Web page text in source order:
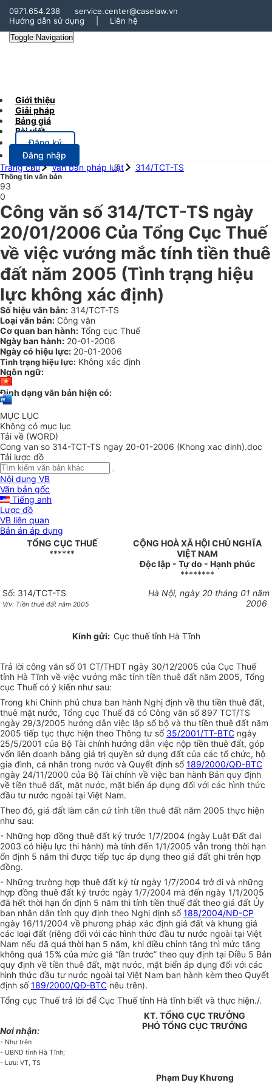
0971.654.238
service.center@caselaw.vn
Hướng dẫn sử dụng
Liên hệ
Toggle Navigation
Giới thiệu
Giải pháp
Bảng giá
Bài viết
Đăng ký
Đăng nhập
Trang chủ
Văn bản pháp luật 314/TCT-TS
Thông tin văn bản
93
0
Công văn số 314/TCT-TS ngày
20/01/2006 Của Tổng Cục Thuế
về việc vướng mắc tính tiền thuê
đất năm 2005 (Tình trạng hiệu
lực không xác định)
Số hiệu văn bản: 314/TCT-TS
Loại văn bản: Công văn
Cơ quan ban hành: Tổng cục Thuế
Ngày ban hành: 20-01-2006
Ngày có hiệu lực: 20-01-2006
Tình trạng hiệu lực: Không xác định
Ngôn ngữ:
Định dạng văn bản hiện có:
MỤC LỤC
Không có mục lục
Tải về (WORD)
Cong van so 314-TCT-TS ngay 20-01-2006 (Khong xac dinh).doc
Tải lược đồ
Nội dung VB
Văn bản gốc
Tiếng anh
Lược đồ
VB liên quan
Bản án áp dụng
TỔNG CỤC THUẾ
******
CỘNG HOÀ XÃ HỘI CHỦ NGHĨA
VIỆT NAM
Độc lập - Tự do - Hạnh phúc
********
Số: 314/TCT-TS
V/v: Tiền thuê đất năm 2005
Hà Nội, ngày 20 tháng 01 năm
2006
Kính gửi: Cục thuế tỉnh Hà Tĩnh
Trả lời công văn số 01 CT/THDT ngày 30/12/2005 của Cục Thuế
tỉnh Hà Tĩnh về việc vướng mắc tính tiền thuê đất năm 2005, Tổng
cục Thuế có ý kiến như sau:
Trong khi Chính phủ chưa ban hành Nghị định về thu tiền thuê đất,
thuê mặt nước, Tổng cục Thuế đã có Công văn số 897 TCT/TS
ngày 29/3/2005 hướng dẫn việc lập số bộ và thu tiền thuê đất năm
2005 tiếp tục thực hiện theo Thông tư số 35/2001/TT-BTC ngày
25/5/2001 của Bộ Tài chính hướng dẫn việc nộp tiền thuê đất, góp
vốn liên doanh bằng giá trị quyền sử dụng đất của các tổ chức, hộ
gia đình, cá nhân trong nước và Quyết định số189/2000/QĐ-BTC
ngày 24/11/2000 của Bộ Tài chính về việc ban hành Bản quy định
về tiền thuê đất, mặt nước, mặt biển áp dụng đối với các hình thức
đầu tư nước ngoài tại Việt Nam.
Theo đó, giá đất làm căn cứ tính tiền thuê đất năm 2005 thực hiện
như sau:
- Những hợp đồng thuê đất ký trước 1/7/2004 (ngày Luật Đất đai
2003 có hiệu lực thi hành) mà tính đến 1/1/2005 vẫn trong thời hạn
ổn định 5 năm thì được tiếp tục áp dụng theo giá đất ghi trên hợp
đồng.
- Những trường hợp thuê đất ký từ ngày 1/7/2004 trở đi và những
hợp đồng thuê đất ký trước ngày 1/7/2004 mà đến ngày 1/1/2005
đã hết thời hạn ổn định 5 năm thì tính tiền thuế đất theo giá đất Ủy
ban nhân dân tỉnh quy định theo Nghị định số188/2004/NĐ-CP
ngày 16/11/2004 về phương pháp xác định giá đất và khung giá
các loại đất (riêng đối với các hình thức đầu tư nước ngoài tại Việt
Nam nếu đã quá thời hạn 5 năm, khi điều chỉnh tăng thì mức tăng
không quá 15% của mức giá “lần trước” theo quy định tại Điều 5 Bản
quy định về tiền thuê đất, mặt nước, mặt biển áp dụng đối với các
hình thức đầu tư nước ngoài tại Việt Nam ban hành kèm theo Quyết
định số189/2000/QĐ-BTC nêu trên).
Tổng cục Thuế trả lời để Cục Thuế tỉnh Hà tĩnh biết và thực hiện./.
Nơi nhận:
- Như trên
- UBND tỉnh Hà Tĩnh;
- Lưu: VT, TS
KT. TỔNG CỤC TRƯỞNG
PHÓ TỔNG CỤC TRƯỞNG
Phạm Duy Khương